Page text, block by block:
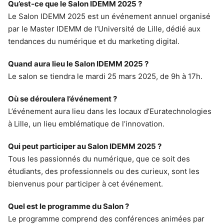
Qu’est-ce que le Salon IDEMM 2025 ?
Le Salon IDEMM 2025 est un événement annuel organisé
par le Master IDEMM de l’Université de Lille, dédié aux
tendances du numérique et du marketing digital.
Quand aura lieu le Salon IDEMM 2025 ?
Le salon se tiendra le mardi 25 mars 2025, de 9h à 17h.
Où se déroulera l’événement ?
L’événement aura lieu dans les locaux d’Euratechnologies
à Lille, un lieu emblématique de l’innovation.
Qui peut participer au Salon IDEMM 2025 ?
Tous les passionnés du numérique, que ce soit des
étudiants, des professionnels ou des curieux, sont les
bienvenus pour participer à cet événement.
Quel est le programme du Salon ?
Le programme comprend des conférences animées par